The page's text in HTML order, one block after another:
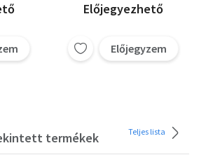
Előjegyezhető
Előjegyzem
termékek Teljes lista